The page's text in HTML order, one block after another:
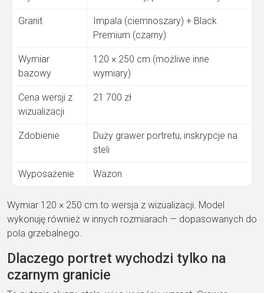
Granit Impala (ciemnoszary) + Black
Premium (czarny)
Wymiar
bazowy
120 × 250 cm (możliwe inne
wymiary)
Cena wersji z
wizualizacji
21 700 zł
Zdobienie Duży grawer portretu, inskrypcje na
steli
Wyposażenie Wazon
Wymiar 120 × 250 cm to wersja z wizualizacji. Model
wykonuję również w innych rozmiarach — dopasowanych do
pola grzebalnego.
Dlaczego portret wychodzi tylko na
czarnym granicie